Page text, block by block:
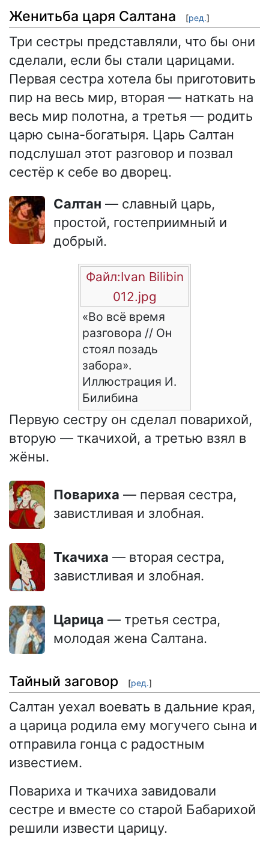
Женитьба царя Салтана [ред.]
Три сестры представляли, что бы они
сделали, если бы стали царицами.
Первая сестра хотела бы приготовить
пир на весь мир, вторая — наткать на
весь мир полотна, а третья — родить
царю сына-богатыря. Царь Салтан
подслушал этот разговор и позвал
сестёр к себе во дворец.
Салтан — славный царь,
простой, гостеприимный и
добрый.
Файл:Ivan Bilibin
012.jpg
«Во всё время
разговора // Он
стоял позадь
забора».
Иллюстрация И.
Билибина
Первую сестру он сделал поварихой,
вторую — ткачихой, а третью взял в
жёны.
Повариха — первая сестра,
завистливая и злобная.
Ткачиха — вторая сестра,
завистливая и злобная.
Царица — третья сестра,
молодая жена Салтана.
Тайный заговор [ред.]
Салтан уехал воевать в дальние края,
а царица родила ему могучего сына и
отправила гонца с радостным
известием.
Повариха и ткачиха завидовали
сестре и вместе со старой Бабарихой
решили извести царицу.